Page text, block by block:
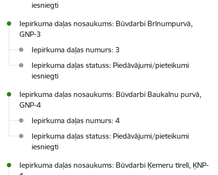
iesniegti
Iepirkuma daļas nosaukums: Būvdarbi Brīnumpurvā,
GNP-3
Iepirkuma daļas numurs: 3
Iepirkuma daļas statuss: Piedāvājumi/pieteikumi
iesniegti
Iepirkuma daļas nosaukums: Būvdarbi Baukalnu purvā,
GNP-4
Iepirkuma daļas numurs: 4
Iepirkuma daļas statuss: Piedāvājumi/pieteikumi
iesniegti
Iepirkuma daļas nosaukums: Būvdarbi Ķemeru tīrelī, ĶNP-